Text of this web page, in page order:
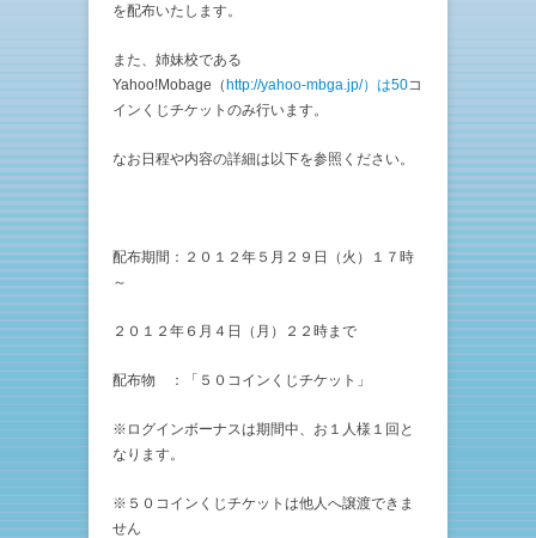
を配布いたします。
また、姉妹校である
Yahoo!Mobage（http://yahoo-mbga.jp/）は50コ
インくじチケットのみ行います。
なお日程や内容の詳細は以下を参照ください。
配布期間：２０１２年５月２９日（火）１７時
～
２０１２年６月４日（月）２２時まで
配布物 ：「５０コインくじチケット」
※ログインボーナスは期間中、お１人様１回と
なります。
※５０コインくじチケットは他人へ譲渡できま
せん